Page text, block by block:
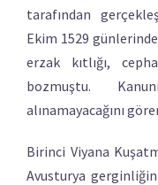
tarafından
Ekim 1529 günlerinde
erzak kıtlığı,
bozmuştu.
alınamayacağını
Birinci Viyana
Avusturya